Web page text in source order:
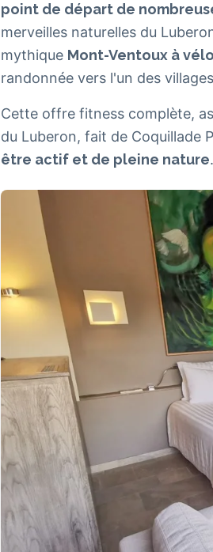
point de départ de
merveilles naturelles du
mythique Mont-Ventoux à vélo
randonnée vers l'un des
Cette offre fitness complète,
du Luberon, fait de Coquillade
être actif et de pleine nature.